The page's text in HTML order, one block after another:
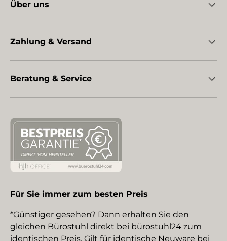
Über uns
Zahlung & Versand
Beratung & Service
Für Sie immer zum besten Preis
*Günstiger gesehen? Dann erhalten Sie den
gleichen Bürostuhl direkt bei bürostuhl24 zum
identischen Preis. Gilt für identische Neuware bei